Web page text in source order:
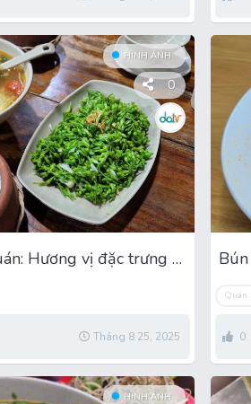
HÌNH ẢNH
0
Cơm Niêu Kim Anh Quán: Hương vị đặc trưng ở Phan Thiết
Tháng 8 25, 2025
Quán
0
HÌNH ẢNH